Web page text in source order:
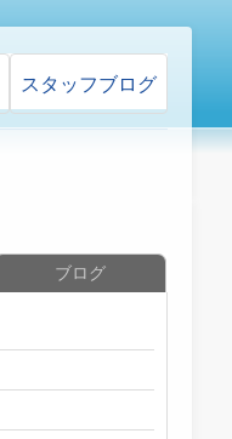
スタッフブログ
ブログ